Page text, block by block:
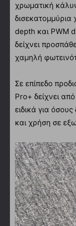
χρωματική
depth και PWM
δείχνει
χαμηλή
Σε επίπεδο
Pro+ δείχνει
ειδικά για
και χρήση σε